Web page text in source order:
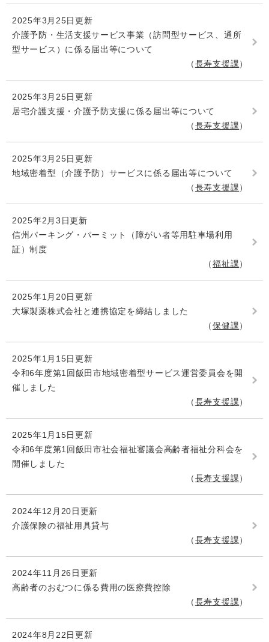
2025年3月25日更新
介護予防・生活支援サービス事業（訪問型サービス、通所
型サービス）に係る届出等について
長寿支援課
2025年3月25日更新
居宅介護支援・介護予防支援に係る届出等について
長寿支援課
2025年3月25日更新
地域密着型（介護予防）サービスに係る届出等について
長寿支援課
2025年2月3日更新
信州パーキング・パーミット（障がい者等用駐車場利用
証）制度
福祉課
2025年1月20日更新
大塚製薬株式会社と連携協定を締結しました
保健課
2025年1月15日更新
令和6年度第1回飯田市地域密着型サービス運営委員会を開
催しました
長寿支援課
2025年1月15日更新
令和6年度第1回飯田市社会福祉審議会高齢者福祉分科会を
開催しました
長寿支援課
2024年12月20日更新
介護保険の福祉用具貸与
長寿支援課
2024年11月26日更新
高齢者のおむつに係る費用の医療費控除
長寿支援課
2024年8月22日更新